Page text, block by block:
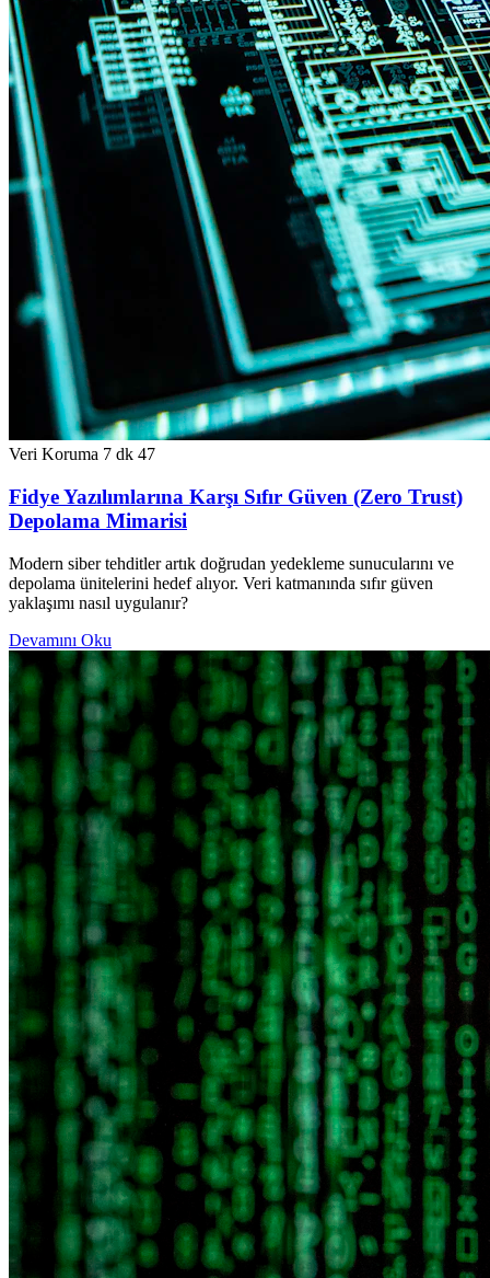
Veri Koruma 7 dk 47
Fidye Yazılımlarına Karşı Sıfır Güven (Zero Trust)
Depolama Mimarisi
Modern siber tehditler artık doğrudan yedekleme sunucularını ve
depolama ünitelerini hedef alıyor. Veri katmanında sıfır güven
yaklaşımı nasıl uygulanır?
Devamını Oku